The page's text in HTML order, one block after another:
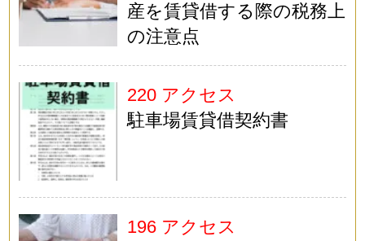
産を賃貸借する際の税務上
の注意点
220 アクセス
駐車場賃貸借契約書
196 アクセス